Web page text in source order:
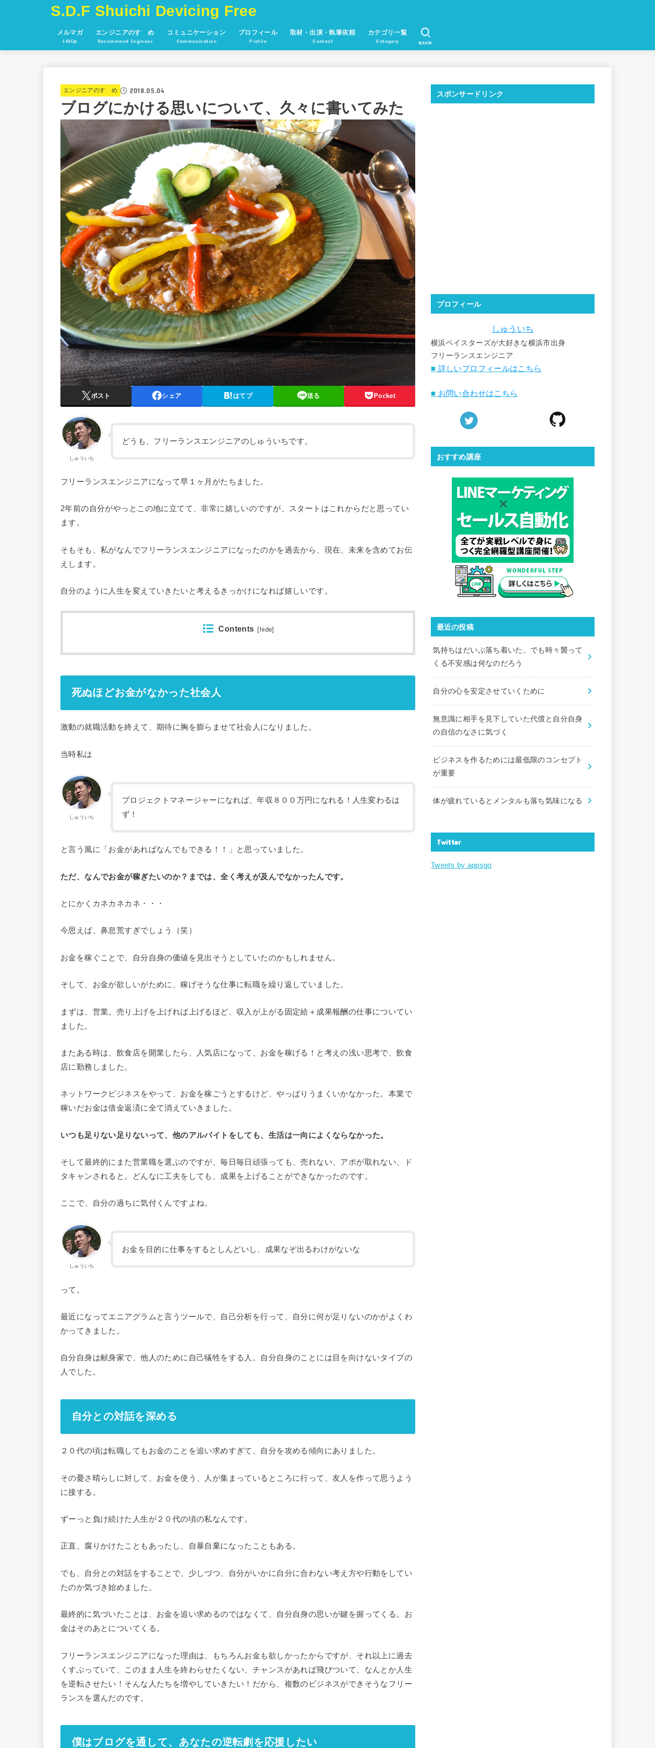
S.D.F Shuichi Devicing Free
メルマガ
LINE@
エンジニアのすゝめ
Recommend Engineer
コミュニケーション
Communication
プロフィール
Profile
取材・出演・執筆依頼
Contact
カテゴリ一覧
Category SEARCH
エンジニアのすゝめ 2018.05.04
ブログにかける思いについて、久々に書いてみた
ポスト シェア はてブ 送る Pocket
しゅういち
どうも、フリーランスエンジニアのしゅういちです。
フリーランスエンジニアになって早１ヶ月がたちました。
2年前の自分がやっとこの地に立てて、非常に嬉しいのですが、スタートはこれからだと思ってい
ます。
そもそも、私がなんでフリーランスエンジニアになったのかを過去から、現在、未来を含めてお伝
えします。
自分のように人生を変えていきたいと考えるきっかけになれば嬉しいです。
Contents hide
死ぬほどお金がなかった社会人
激動の就職活動を終えて、期待に胸を膨らませて社会人になりました。
当時私は
しゅういち
プロジェクトマネージャーになれば、年収８００万円になれる！人生変わるは
ず！
と言う風に「お金があればなんでもできる！！」と思っていました。
ただ、なんでお金が稼ぎたいのか？までは、全く考えが及んでなかったんです。
とにかくカネカネカネ・・・
今思えば、鼻息荒すぎでしょう（笑）
お金を稼ぐことで、自分自身の価値を見出そうとしていたのかもしれません。
そして、お金が欲しいがために、稼げそうな仕事に転職を繰り返していました。
まずは、営業。売り上げを上げれば上げるほど、収入が上がる固定給＋成果報酬の仕事についてい
ました。
またある時は、飲食店を開業したら、人気店になって、お金を稼げる！と考えの浅い思考で、飲食
店に勤務しました。
ネットワークビジネスをやって、お金を稼ごうとするけど、やっぱりうまくいかなかった。本業で
稼いだお金は借金返済に全て消えていきました。
いつも足りない足りないって、他のアルバイトをしても、生活は一向によくならなかった。
そして最終的にまた営業職を選ぶのですが、毎日毎日頑張っても、売れない、アポが取れない、ド
タキャンされると。どんなに工夫をしても、成果を上げることができなかったのです。
ここで、自分の過ちに気付くんですよね。
しゅういち
お金を目的に仕事をするとしんどいし、成果なぞ出るわけがないな
って。
最近になってエニアグラムと言うツールで、自己分析を行って、自分に何が足りないのかがよくわ
かってきました。
自分自身は献身家で、他人のために自己犠牲をする人。自分自身のことには目を向けないタイプの
人でした。
自分との対話を深める
２０代の頃は転職してもお金のことを追い求めすぎて、自分を攻める傾向にありました。
その憂さ晴らしに対して、お金を使う、人が集まっているところに行って、友人を作って思うよう
に接する。
ずーっと負け続けた人生が２０代の頃の私なんです。
正直、腐りかけたこともあったし、自暴自棄になったこともある。
でも、自分との対話をすることで、少しづつ、自分がいかに自分に合わない考え方や行動をしてい
たのか気づき始めました。
最終的に気づいたことは、 お金を追い求めるのではなくて、自分自身の思いが鍵を握ってくる。お
金はそのあとについてくる。
フリーランスエンジニアになった理由は、もちろんお金も欲しかったからですが、それ以上に過去
くすぶっていて、このまま人生を終わらせたくない、チャンスがあれば飛びついて、なんとか人生
を逆転させたい！そんな人たちを増やしていきたい！だから、複数のビジネスができそうなフリー
ランスを選んだのです。
僕はブログを通して、あなたの逆転劇を応援したい
スポンサードリンク
プロフィール
しゅういち
横浜ベイスターズが大好きな横浜市出身
フリーランスエンジニア
■ 詳しいプロフィールはこちら
■ お問い合わせはこちら
おすすめ講座
最近の投稿
気持ちはだいぶ落ち着いた。でも時々襲って
くる不安感は何なのだろう
自分の心を安定させていくために
無意識に相手を見下していた代償と自分自身
の自信のなさに気づく
ビジネスを作るためには最低限のコンセプト
が重要
体が疲れているとメンタルも落ち気味になる
Twitter
Tweets by appsgo